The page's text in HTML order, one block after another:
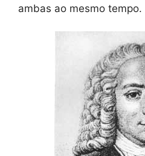
ambas ao mesmo tempo.